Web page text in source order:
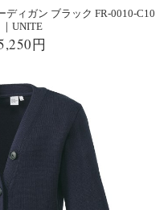
ディガン ブラック FR-0010-C10
｜UNITE
円